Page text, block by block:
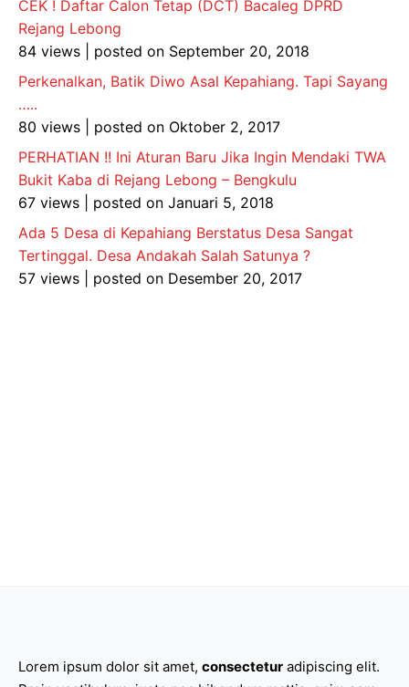
CEK ! Daftar Calon Tetap (DCT) Bacaleg DPRD
Rejang Lebong
84 views
posted on September 20, 2018
Perkenalkan, Batik Diwo Asal Kepahiang. Tapi Sayang
…..
80 views
posted on Oktober 2, 2017
PERHATIAN !! Ini Aturan Baru Jika Ingin Mendaki TWA
Bukit Kaba di Rejang Lebong – Bengkulu
67 views
posted on Januari 5, 2018
Ada 5 Desa di Kepahiang Berstatus Desa Sangat
Tertinggal. Desa Andakah Salah Satunya ?
57 views
posted on Desember 20, 2017
Lorem ipsum dolor sit amet, consectetur adipiscing elit.